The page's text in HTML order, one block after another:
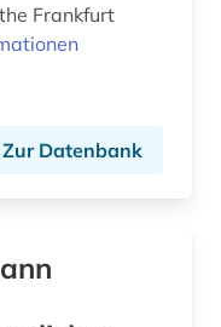
Frankfurt
Zur Datenbank